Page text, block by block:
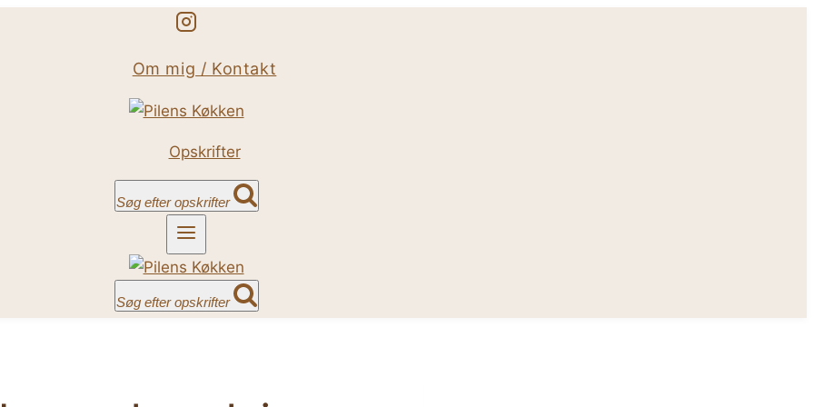
Om mig / Kontakt
Opskrifter
Søg efter opskrifter
Søg efter opskrifter